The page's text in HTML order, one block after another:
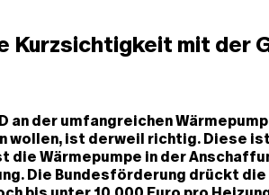
Kurzsichtigkeit mit der
an der umfangreichen
wollen, ist derweil richtig. Diese
die Wärmepumpe in der
Die Bundesförderung drückt